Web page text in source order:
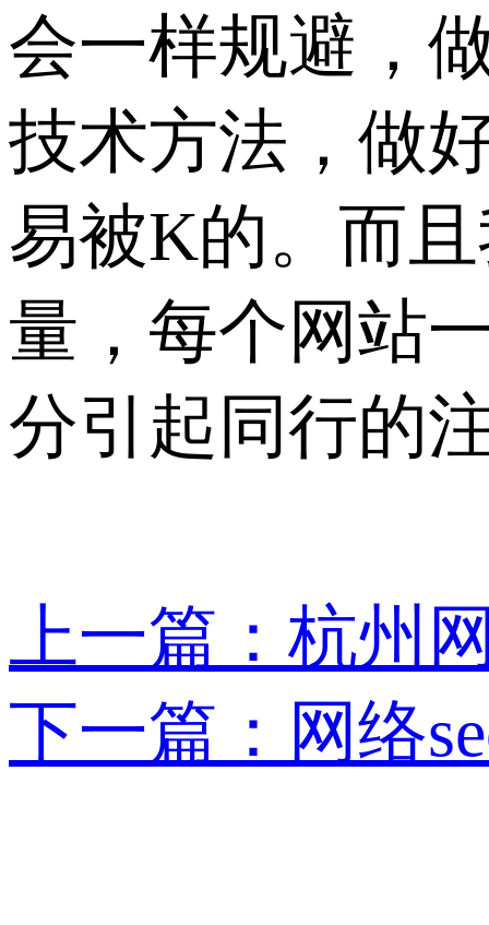
会一样规避，
技术方法，做
易被K的。而
量，每个网站
分引起同行的
上一篇：杭州
下一篇：网络